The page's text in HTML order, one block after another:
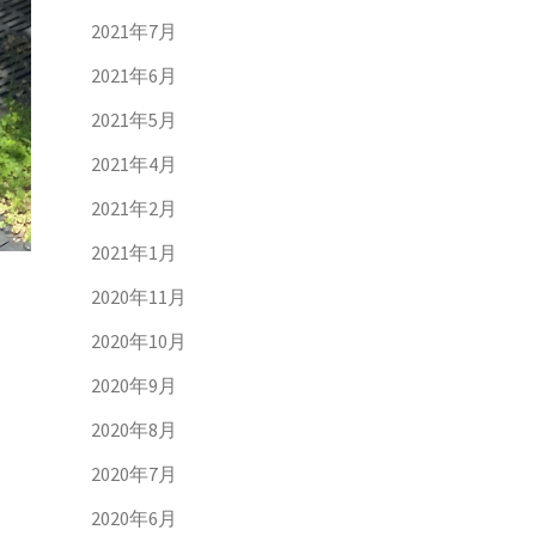
2021年7月
2021年6月
2021年5月
2021年4月
2021年2月
2021年1月
2020年11月
2020年10月
2020年9月
2020年8月
2020年7月
2020年6月